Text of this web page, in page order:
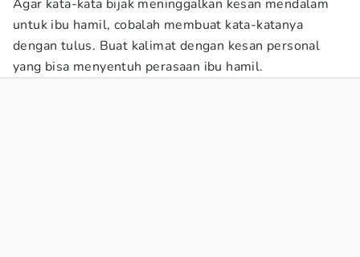
Agar kata-kata bijak meninggalkan kesan mendalam
untuk ibu hamil, cobalah membuat kata-katanya
dengan tulus. Buat kalimat dengan kesan personal
yang bisa menyentuh perasaan ibu hamil.